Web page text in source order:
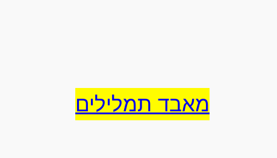
מאבד תמלילים